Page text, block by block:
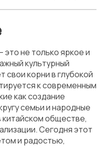
не только яркое и
культурный
свои корни в глубокой
к современным
как создание
семьи и народные
обществе,
Сегодня этот
и радостью,